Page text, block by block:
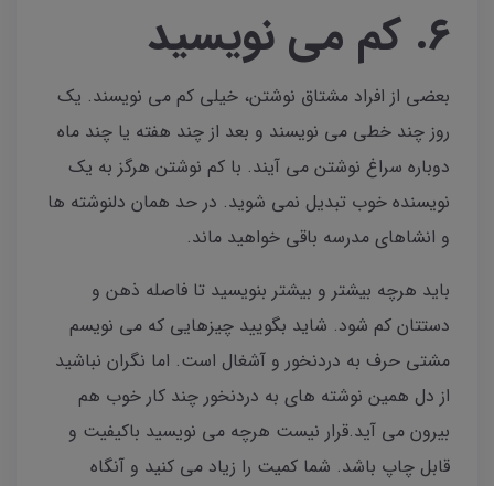
۶. کم می نویسید
بعضی از افراد مشتاق نوشتن، خیلی کم می نویسند. یک
روز چند خطی می نویسند و بعد از چند هفته یا چند ماه
دوباره سراغ نوشتن می آیند. با کم نوشتن هرگز به یک
نویسنده خوب تبدیل نمی شوید. در حد همان دلنوشته ها
و انشاهای مدرسه باقی خواهید ماند‌.
باید هرچه بیشتر و بیشتر بنویسید تا فاصله ذهن و
دستتان کم شود. شاید بگویید چیزهایی که می نویسم
مشتی حرف به دردنخور و آشغال است. اما نگران نباشید
از دل همین نوشته های به دردنخور چند کار خوب هم
بیرون می آید.قرار نیست هرچه می نویسید باکیفیت و
قابل چاپ باشد. شما کمیت را زیاد می کنید و آنگاه